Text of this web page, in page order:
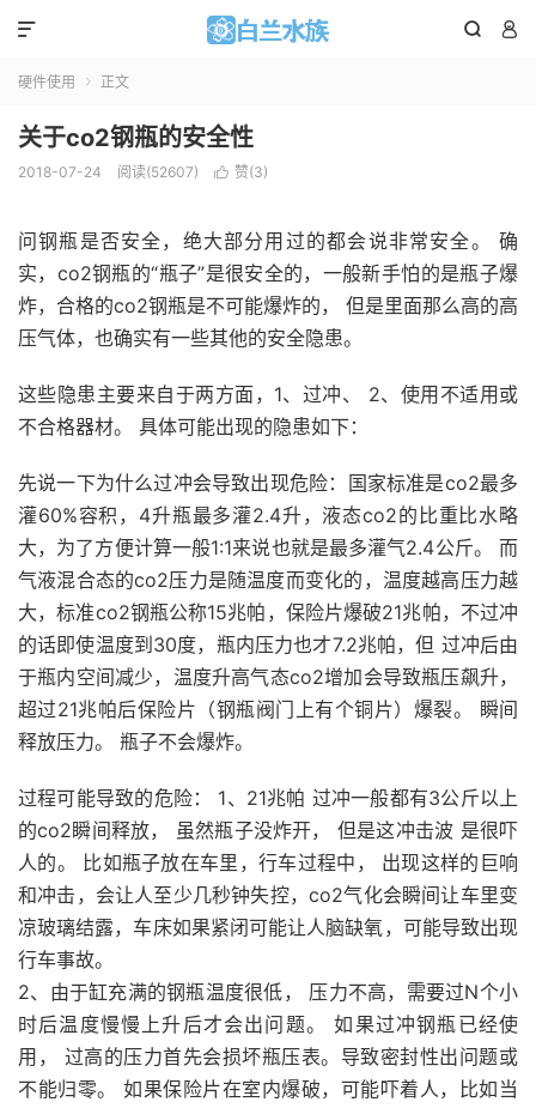
 

硬件使用  正文
关于co2钢瓶的安全性
2018-07-24 阅读(52607)  赞(3)
问钢瓶是否安全，绝大部分用过的都会说非常安全。 确
实，co2钢瓶的“瓶子”是很安全的，一般新手怕的是瓶子爆
炸，合格的co2钢瓶是不可能爆炸的， 但是里面那么高的高
压气体，也确实有一些其他的安全隐患。
这些隐患主要来自于两方面，1、过冲、 2、使用不适用或
不合格器材。 具体可能出现的隐患如下：
先说一下为什么过冲会导致出现危险：国家标准是co2最多
灌60%容积，4升瓶最多灌2.4升，液态co2的比重比水略
大，为了方便计算一般1:1来说也就是最多灌气2.4公斤。 而
气液混合态的co2压力是随温度而变化的 ，温度越高压力越
大，标准co2钢瓶公称15兆帕，保险片爆破21兆帕，不过冲
的话即使温度到30度，瓶内压力也才7.2兆帕，但 过冲后由
于瓶内空间减少，温度升高气态co2增加会导致瓶压飙升，
超过21兆帕后保险片（钢瓶阀门上有个铜片）爆裂。 瞬间
释放压力。 瓶子不会爆炸。
过程可能导致的危险： 1、21兆帕 过冲一般都有3公斤以上
的co2瞬间释放， 虽然瓶子没炸开， 但是这冲击波 是很吓
人的。 比如瓶子放在车里，行车过程中， 出现这样的巨响
和冲击，会让人至少几秒钟失控，co2气化会瞬间让车里变
凉玻璃结露，车床如果紧闭可能让人脑缺氧，可能导致出现
行车事故。
2、由于缸充满的钢瓶温度很低， 压力不高，需要过N个小
时后温度慢慢上升后才会出问题。 如果过冲钢瓶已经使
用， 过高的压力首先会损坏瓶压表。导致密封性出问题或
不能归零。 如果保险片在室内爆破，可能吓着人，比如当